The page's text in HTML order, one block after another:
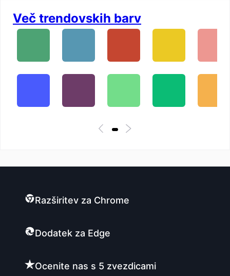
Več trendovskih barv
Razširitev za Chrome
Dodatek za Edge
Ocenite nas s 5 zvezdicami